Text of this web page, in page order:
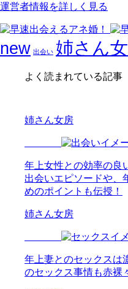
運営者情報を詳しく見る
new 出会い 姉さん
よく読まれている記事
姉さん女房
年上女性との効率の良
出会いエピソードや、
めのポイントも伝授！
姉さん女房
年上妻とのセックスは
のセックス事情も赤裸